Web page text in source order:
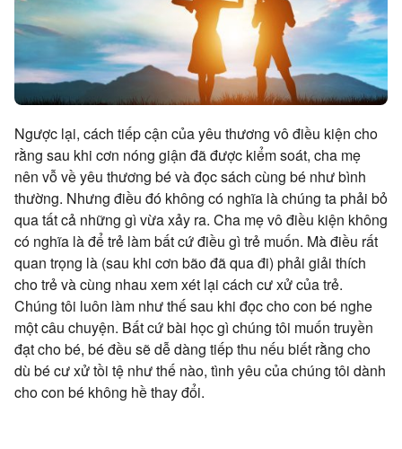
Ngược lại, cách tiếp cận của yêu thương vô điều kiện cho
rằng sau khi cơn nóng giận đã được kiểm soát, cha mẹ
nên vỗ về yêu thương bé và đọc sách cùng bé như bình
thường. Nhưng điều đó không có nghĩa là chúng ta phải bỏ
qua tất cả những gì vừa xảy ra. Cha mẹ vô điều kiện không
có nghĩa là để trẻ làm bất cứ điều gì trẻ muốn. Mà điều rất
quan trọng là (sau khi cơn bão đã qua đi) phải giải thích
cho trẻ và cùng nhau xem xét lại cách cư xử của trẻ.
Chúng tôi luôn làm như thế sau khi đọc cho con bé nghe
một câu chuyện. Bất cứ bài học gì chúng tôi muốn truyền
đạt cho bé, bé đều sẽ dễ dàng tiếp thu nếu biết rằng cho
dù bé cư xử tồi tệ như thế nào, tình yêu của chúng tôi dành
cho con bé không hề thay đổi.